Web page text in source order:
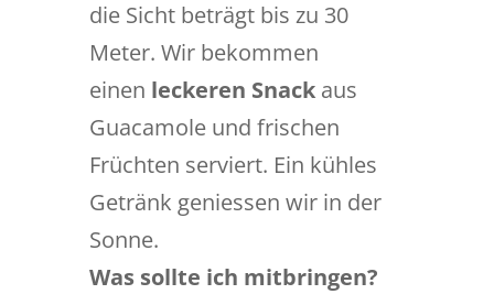
die Sicht beträgt bis zu 30
Meter. Wir bekommen
einen leckeren Snackaus
Guacamole und frischen
Früchten serviert. Ein kühles
Getränk geniessen wir in der
Sonne.
Was sollte ich mitbringen?